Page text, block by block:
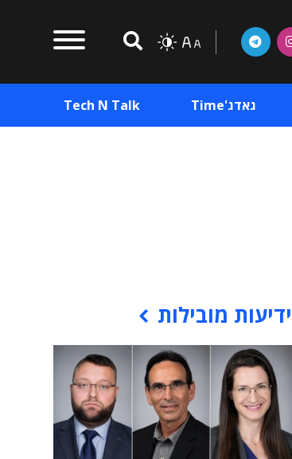
גאדג'Time Tech N Talk
ידיעות מובילות